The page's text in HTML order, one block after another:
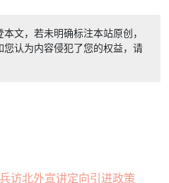
文，若未明确标注本站原创，
认为内容侵犯了您的权益，请